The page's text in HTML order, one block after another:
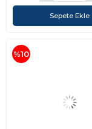
Sepete Ekle
%10